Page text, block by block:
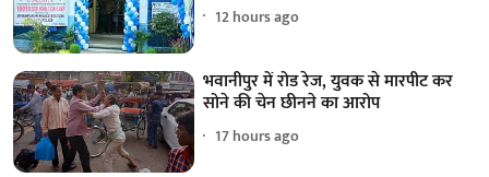
12 hours ago
भवानीपुर में रोड रेज, युवक से मारपीट कर
सोने की चेन छीनने का आरोप
17 hours ago